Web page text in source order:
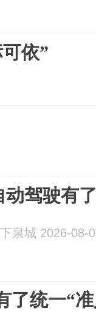
依”
动驾驶有
泉城 2026-08-
了统一“